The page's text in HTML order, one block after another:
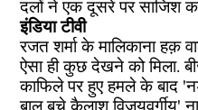
दलों ने एक दूसरे पर साजिश
इंडिया टीवी
रजत शर्मा के मालिकाना हक़
ऐसा ही कुछ देखने को मिला.
काफिले पर हुए हमले के बाद